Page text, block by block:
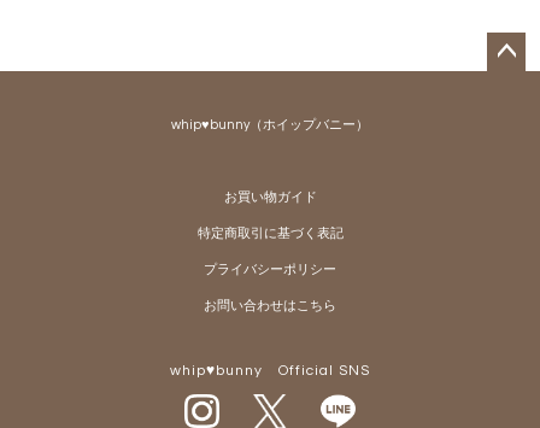
whip♥bunny（ホイップバニー）
お買い物ガイド
特定商取引に基づく表記
プライバシーポリシー
お問い合わせはこちら
whip♥bunny Official SNS